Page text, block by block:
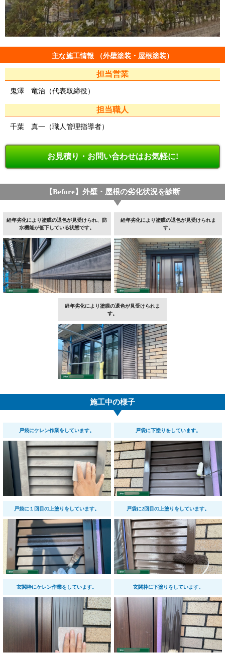
主な施工情報 （外壁塗装・屋根塗装）
担当営業
鬼澤 竜治（代表取締役）
担当職人
千葉 真一（職人管理指導者）
お見積り・お問い合わせはお気軽に!
【Before】外壁・屋根の劣化状況を診断
経年劣化により塗膜の退色が見受けられ、防
水機能が低下している状態です。
経年劣化により塗膜の退色が見受けられま
す。
経年劣化により塗膜の退色が見受けられま
す。
施工中の様子
戸袋にケレン作業をしています。 戸袋に下塗りをしています。
戸袋に１回目の上塗りをしています。 戸袋に2回目の上塗りをしています。
玄関枠にケレン作業をしています。 玄関枠に下塗りをしています。